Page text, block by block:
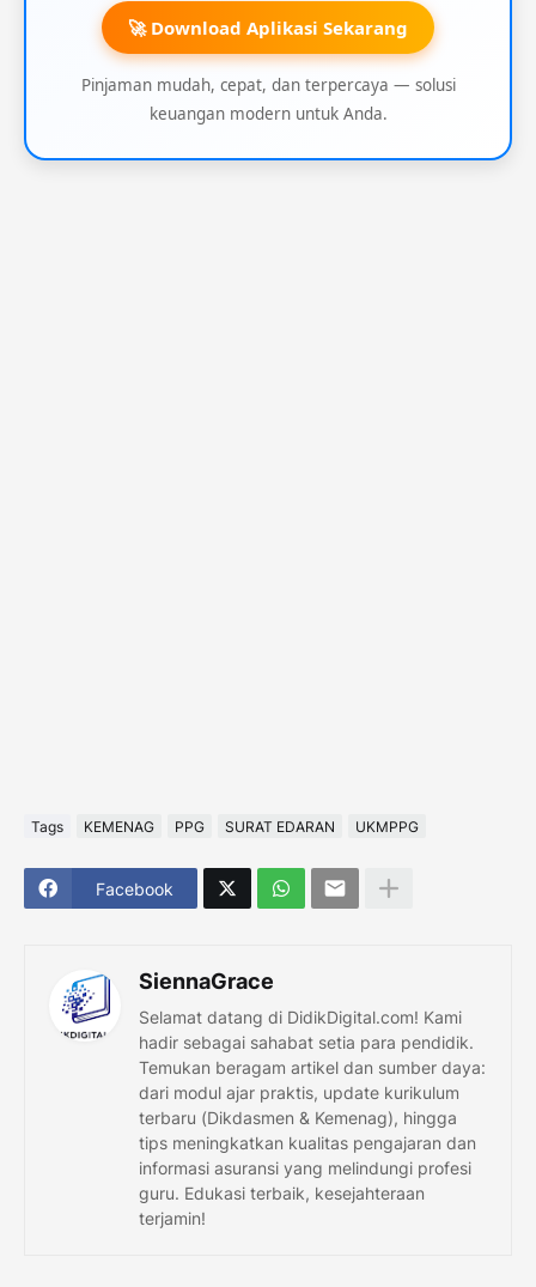
🚀 Download Aplikasi Sekarang
Pinjaman mudah, cepat, dan terpercaya — solusi
keuangan modern untuk Anda.
Tags KEMENAG PPG SURAT EDARAN UKMPPG
Facebook
SiennaGrace
Selamat datang di DidikDigital.com! Kami
hadir sebagai sahabat setia para pendidik.
Temukan beragam artikel dan sumber daya:
dari modul ajar praktis, update kurikulum
terbaru (Dikdasmen & Kemenag), hingga
tips meningkatkan kualitas pengajaran dan
informasi asuransi yang melindungi profesi
guru. Edukasi terbaik, kesejahteraan
terjamin!